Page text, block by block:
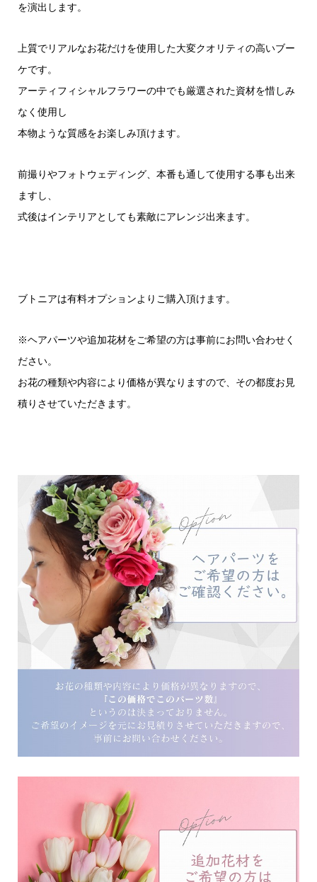
を演出します。
上質でリアルなお花だけを使用した大変クオリティの高いブー
ケです。
アーティフィシャルフラワーの中でも厳選された資材を惜しみ
なく使用し
本物ような質感をお楽しみ頂けます。
前撮りやフォトウェディング、本番も通して使用する事も出来
ますし、
式後はインテリアとしても素敵にアレンジ出来ます。
ブトニアは有料オプションよりご購入頂けます。
※ヘアパーツや追加花材をご希望の方は事前にお問い合わせく
ださい。
お花の種類や内容により価格が異なりますので、その都度お見
積りさせていただきます。